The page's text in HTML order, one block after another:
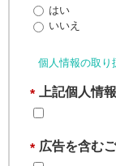
はい
いいえ
個人情報の取り
* 上記個人情
* 広告を含む